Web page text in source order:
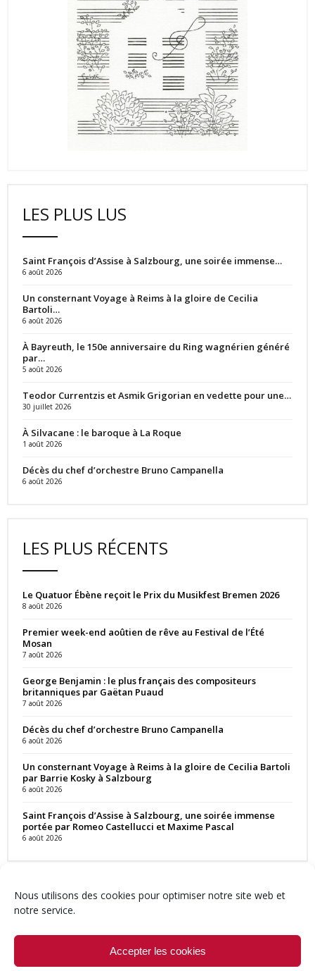
Nous utilisons des cookies pour optimiser notre site web et
notre service.
Accepter les cookies
LES PLUS LUS
Saint François d’Assise à Salzbourg, une soirée immense…
6 août 2026
Un consternant Voyage à Reims à la gloire de Cecilia
Bartoli…
6 août 2026
À Bayreuth, le 150e anniversaire du Ring wagnérien généré
par…
5 août 2026
Teodor Currentzis et Asmik Grigorian en vedette pour une…
30 juillet 2026
À Silvacane : le baroque à La Roque
1 août 2026
Décès du chef d’orchestre Bruno Campanella
6 août 2026
LES PLUS RÉCENTS
Le Quatuor Ébène reçoit le Prix du Musikfest Bremen 2026
8 août 2026
Premier week-end aoûtien de rêve au Festival de l’Été
Mosan
7 août 2026
George Benjamin : le plus français des compositeurs
britanniques par Gaëtan Puaud
7 août 2026
Décès du chef d’orchestre Bruno Campanella
6 août 2026
Un consternant Voyage à Reims à la gloire de Cecilia Bartoli
par Barrie Kosky à Salzbourg
6 août 2026
Saint François d’Assise à Salzbourg, une soirée immense
portée par Romeo Castellucci et Maxime Pascal
6 août 2026